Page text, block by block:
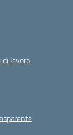
di lavoro